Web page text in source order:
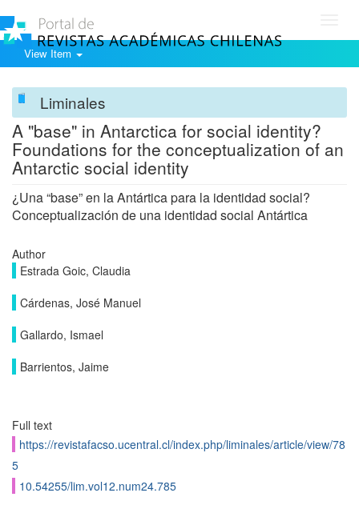
View Item
Liminales
A "base" in Antarctica for social identity?
Foundations for the conceptualization of an
Antarctic social identity
¿Una “base” en la Antártica para la identidad social?
Conceptualización de una identidad social Antártica
Author
Estrada Goic, Claudia
Cárdenas, José Manuel
Gallardo, Ismael
Barrientos, Jaime
Full text
https://revistafacso.ucentral.cl/index.php/liminales/article/view/78
5
10.54255/lim.vol12.num24.785